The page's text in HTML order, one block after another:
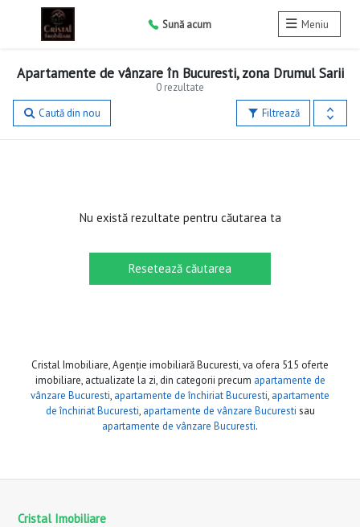
Sună acum Meniu
0 rezultate
Apartamente de vânzare în Bucuresti, zona Drumul Sarii
Filtrează
Caută din nou
Nu există rezultate pentru căutarea ta
Resetează căutarea
Cristal Imobiliare, Agenție imobiliară Bucuresti, va ofera 515 oferte
imobiliare, actualizate la zi, din categorii precum apartamente de
vânzare Bucuresti, apartamente de închiriat Bucuresti, apartamente
de închiriat Bucuresti, apartamente de vânzare Bucuresti sau
apartamente de vânzare Bucuresti.
Cristal Imobiliare